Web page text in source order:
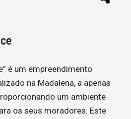
é um empreendimento
na Madalena, a apenas
um ambiente
os seus moradores. Este